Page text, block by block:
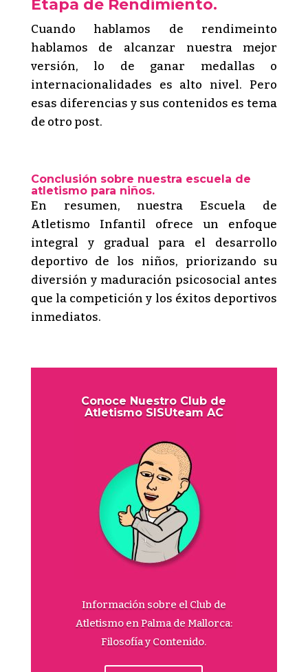
Etapa de Rendimiento.
Cuando hablamos de rendimeinto
hablamos de alcanzar nuestra mejor
versión, lo de ganar medallas o
internacionalidades es alto nivel. Pero
esas diferencias y sus contenidos es tema
de otro post.
Conclusión sobre nuestra escuela de
atletismo para niños.
En resumen, nuestra Escuela de
Atletismo Infantil ofrece un enfoque
integral y gradual para el desarrollo
deportivo de los niños, priorizando su
diversión y maduración psicosocial antes
que la competición y los éxitos deportivos
inmediatos.
Conoce Nuestro Club de
Atletismo SISUteam AC
Información sobre el Club de
Atletismo en Palma de Mallorca:
Filosofía y Contenido.